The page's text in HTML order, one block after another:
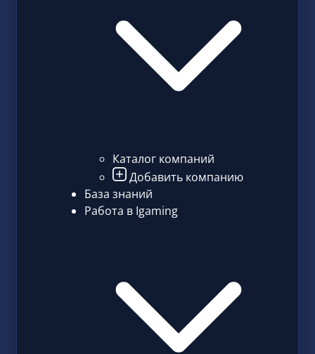
Каталог компаний
Добавить компанию
База знаний
Работа в Igaming